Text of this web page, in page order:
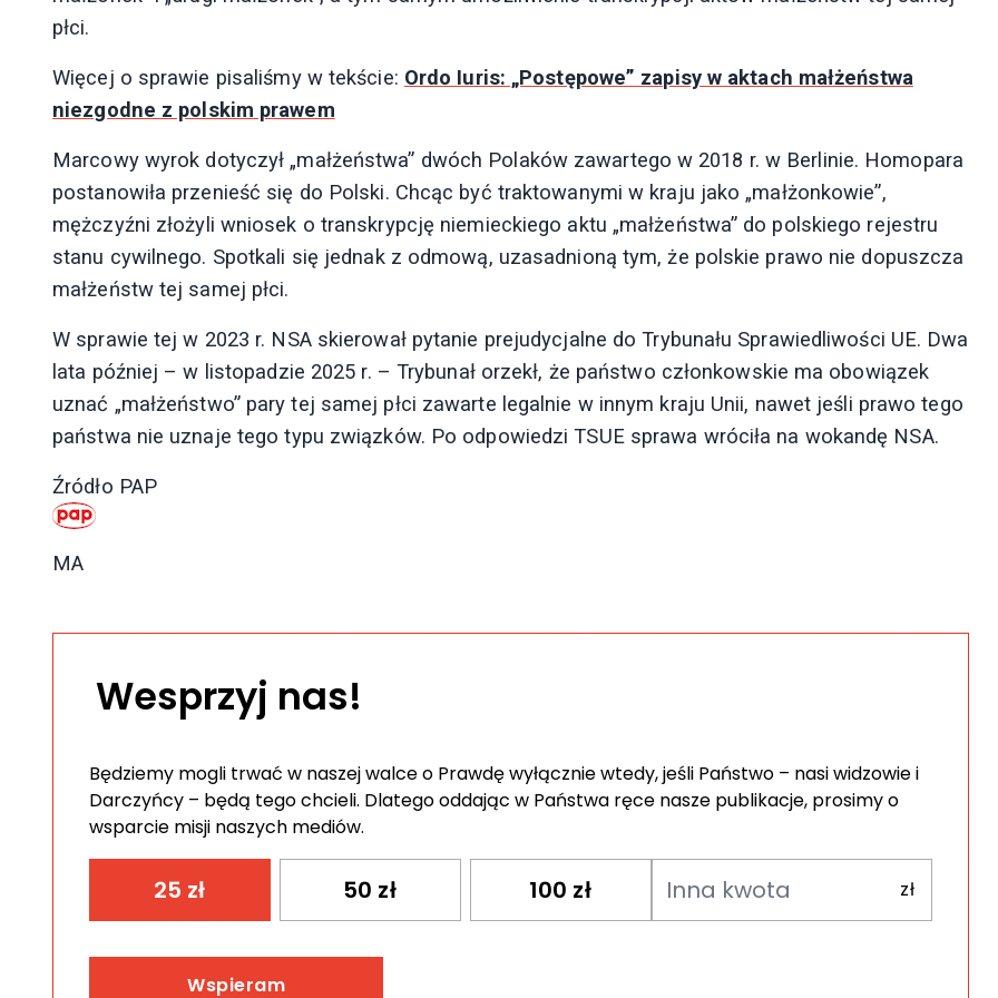
płci.
Więcej o sprawie pisaliśmy w tekście: Ordo Iuris: „Postępowe” zapisy w aktach małżeństwa
niezgodne z polskim prawem
Marcowy wyrok dotyczył „małżeństwa” dwóch Polaków zawartego w 2018 r. w Berlinie. Homopara
postanowiła przenieść się do Polski. Chcąc być traktowanymi w kraju jako „małżonkowie”,
mężczyźni złożyli wniosek o transkrypcję niemieckiego aktu „małżeństwa” do polskiego rejestru
stanu cywilnego. Spotkali się jednak z odmową, uzasadnioną tym, że polskie prawo nie dopuszcza
małżeństw tej samej płci.
W sprawie tej w 2023 r. NSA skierował pytanie prejudycjalne do Trybunału Sprawiedliwości UE. Dwa
lata później – w listopadzie 2025 r. – Trybunał orzekł, że państwo członkowskie ma obowiązek
uznać „małżeństwo” pary tej samej płci zawarte legalnie w innym kraju Unii, nawet jeśli prawo tego
państwa nie uznaje tego typu związków. Po odpowiedzi TSUE sprawa wróciła na wokandę NSA.
Źródło PAP
MA
Wesprzyj nas!
Będziemy mogli trwać w naszej walce o Prawdę wyłącznie wtedy, jeśli Państwo – nasi widzowie i
Darczyńcy – będą tego chcieli. Dlatego oddając w Państwa ręce nasze publikacje, prosimy o
wsparcie misji naszych mediów.
25 zł 50 zł 100 zł
Wspieram